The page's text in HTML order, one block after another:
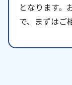
となります。
で、まずはご